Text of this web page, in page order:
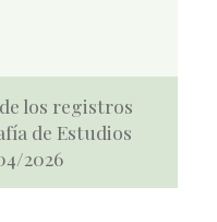
los registros
de Estudios
2026